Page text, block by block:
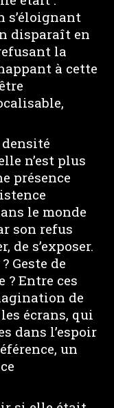
s’éloignant
disparaît en
la
à cette
densité
n’est plus
présence
le monde
son refus
de s’exposer.
Geste de
Entre ces
de
écrans, qui
dans l’espoir
un